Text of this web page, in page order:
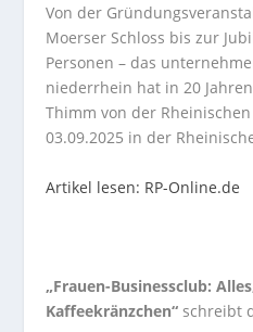
Von der
Moerser Schloss bis zur
Personen – das
niederrhein hat in 20
Thimm von der
03.09.2025 in der
Artikel lesen: RP-Online.de
„Frauen-Businessclub:
Kaffeekränzchen“ schreibt